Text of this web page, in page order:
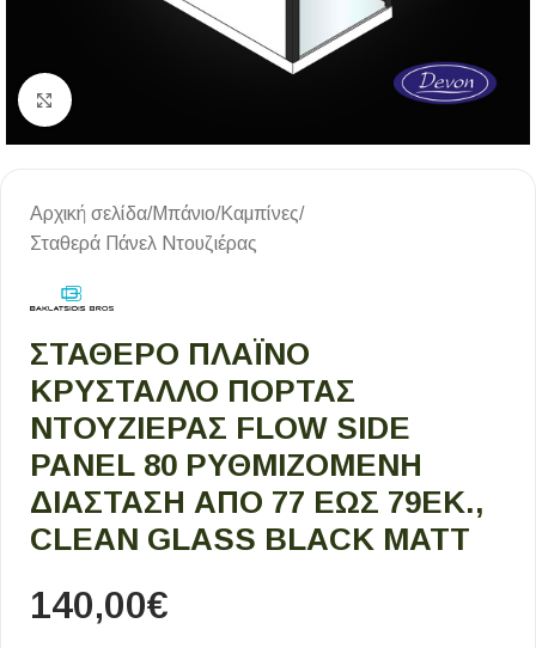
Κλικ για μεγέθυνση
Αρχική σελίδα/Μπάνιο/Καμπίνες/
Σταθερά Πάνελ Ντουζιέρας
ΣΤΑΘΕΡΌ ΠΛΑΪΝΌ
ΚΡΎΣΤΑΛΛΟ ΠΌΡΤΑΣ
ΝΤΟΥΖΙΈΡΑΣ FLOW SIDE
PANEL 80 ΡΥΘΜΙΖΌΜΕΝΗ
ΔΙΆΣΤΑΣΗ ΑΠΌ 77 ΈΩΣ 79ΕΚ.,
CLEAN GLASS BLACK MATT
140,00€